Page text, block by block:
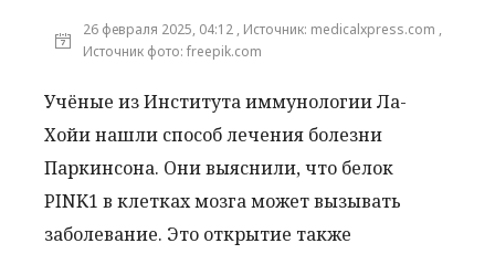
26 февраля 2025, 04:12 , Источник: medicalxpress.com ,
Источник фото: freepik.com
Учёные из Института иммунологии Ла-
Хойи нашли способ лечения болезни
Паркинсона. Они выяснили, что белок
PINK1 в клетках мозга может вызывать
заболевание. Это открытие также